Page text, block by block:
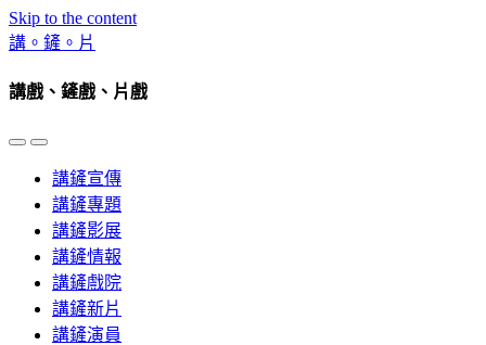
Skip to the content
講。鏟。片
講戲、鏟戲、片戲
Toggle
mobile
Toggle
search
field
講鏟宣傳
講鏟專題
講鏟影展
講鏟情報
講鏟戲院
講鏟新片
講鏟演員